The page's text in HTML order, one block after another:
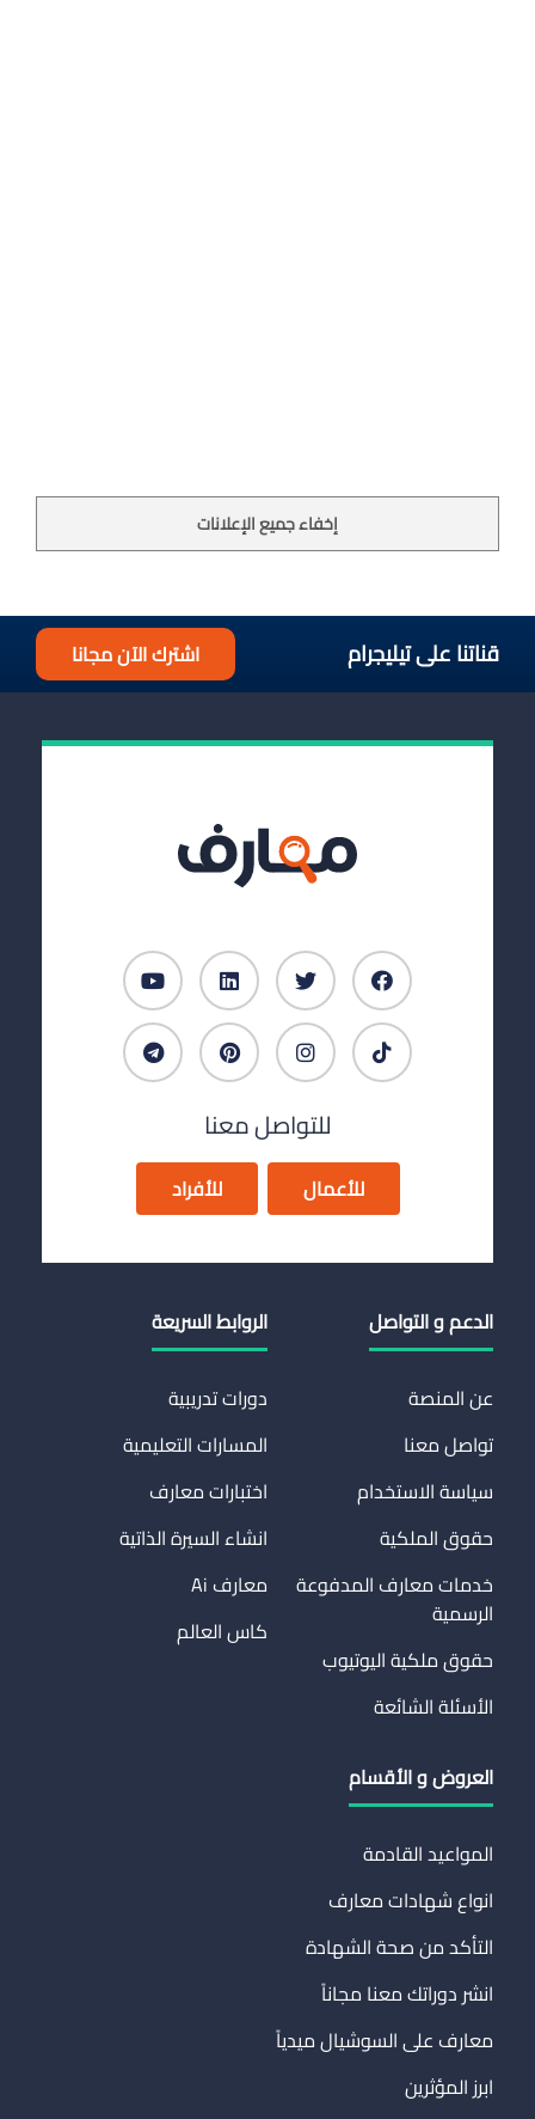
إخفاء جميع الإعلانات
قناتنا على تيليجرام اشترك الآن مجانا
للتواصل معنا
للأعمال للأفراد
الدعم و التواصل
عن المنصة
تواصل معنا
سياسة الاستخدام
حقوق الملكية
خدمات معارف المدفوعة
الرسمية
حقوق ملكية اليوتيوب
الأسئلة الشائعة
الروابط السريعة
دورات تدريبية
المسارات التعليمية
اختبارات معارف
انشاء السيرة الذاتية
معارف Ai
كاس العالم
العروض و الأقسام
المواعيد القادمة
انواع شهادات معارف
التأكد من صحة الشهادة
انشر دوراتك معنا مجاناً
معارف على السوشيال ميدياً
ابرز المؤثرين